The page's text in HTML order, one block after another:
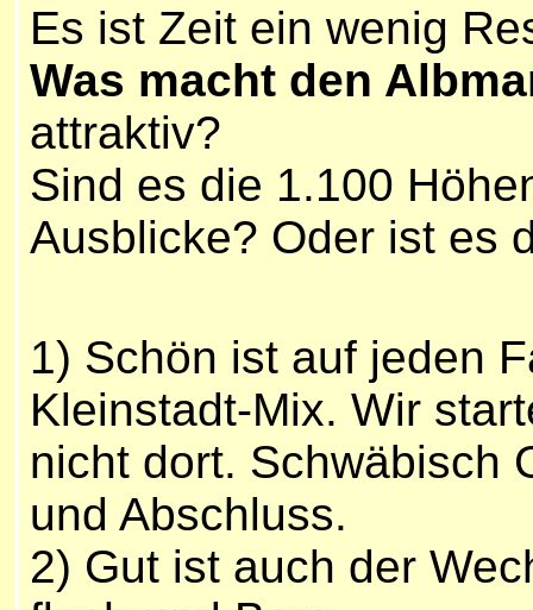
Es ist Zeit ein wenig
Was macht den
attraktiv?
Sind es die 1.100
Ausblicke? Oder ist es
1) Schön ist auf jeden
Kleinstadt-Mix. Wir
nicht dort. Schwäbisch
und Abschluss.
2) Gut ist auch der